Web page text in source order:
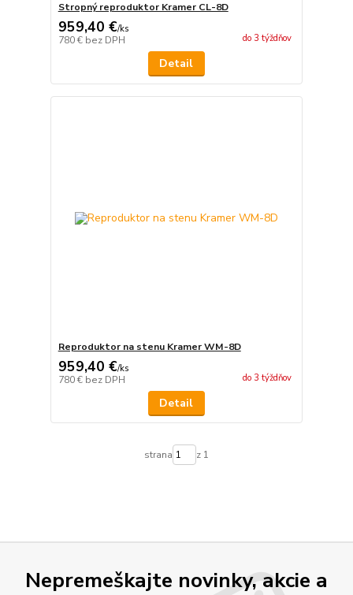
Stropný reproduktor Kramer CL-8D
959,40 €/ks
780 € bez DPH do 3 týždňov
Detail
Reproduktor na stenu Kramer WM-8D
959,40 €/ks
780 € bez DPH do 3 týždňov
Detail
strana z 1
Nepremeškajte novinky, akcie a